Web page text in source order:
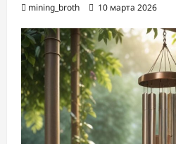
mining_broth 10 марта 2026